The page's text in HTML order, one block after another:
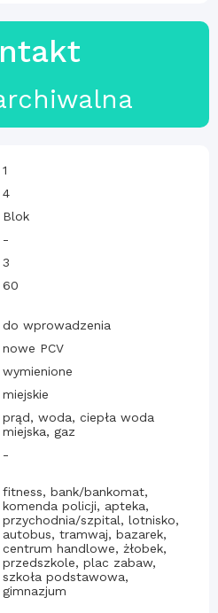
1
4
Blok
-
3
60
do wprowadzenia
nowe PCV
wymienione
miejskie
prąd, woda, ciepła woda
miejska, gaz
-
fitness, bank/bankomat,
komenda policji, apteka,
przychodnia/szpital, lotnisko,
autobus, tramwaj, bazarek,
centrum handlowe, żłobek,
przedszkole, plac zabaw,
szkoła podstawowa,
gimnazjum